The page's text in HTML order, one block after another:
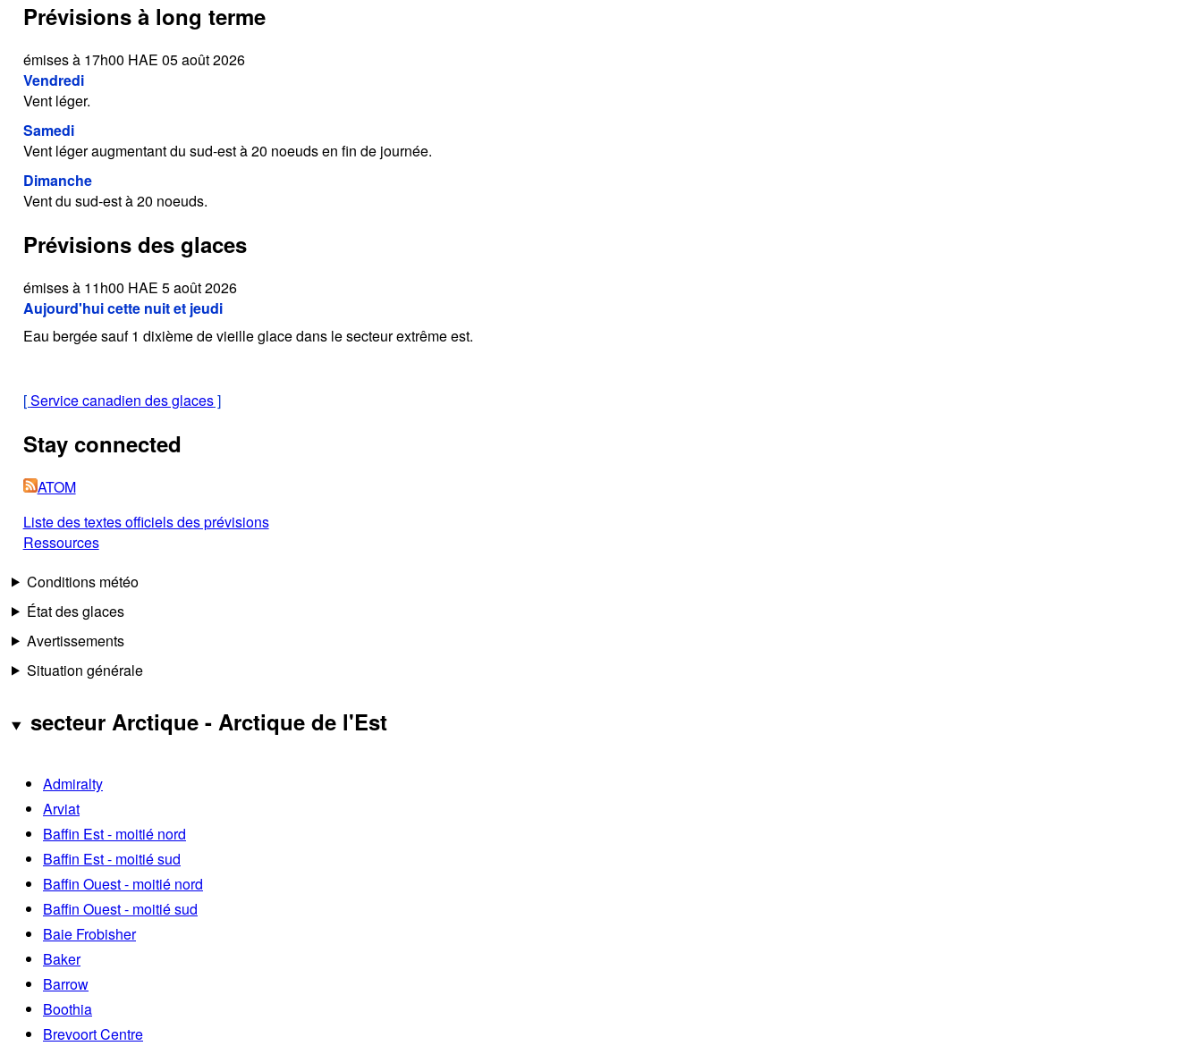
Prévisions à long terme
émises à 17h00 HAE 05 août 2026
Vendredi
Vent léger.
Samedi
Vent léger augmentant du sud-est à 20 noeuds en fin de journée.
Dimanche
Vent du sud-est à 20 noeuds.
Prévisions des glaces
émises à 11h00 HAE 5 août 2026
Aujourd'hui cette nuit et jeudi
Eau bergée sauf 1 dixième de vieille glace dans le secteur extrême est.
[Service canadien des glaces]
Stay connected
ATOM
Liste des textes officiels des prévisions
Ressources
Conditions météo
État des glaces
Avertissements
Situation générale
secteur Arctique - Arctique de l'Est
Admiralty
Arviat
Baffin Est - moitié nord
Baffin Est - moitié sud
Baffin Ouest - moitié nord
Baffin Ouest - moitié sud
Baie Frobisher
Baker
Barrow
Boothia
Brevoort Centre